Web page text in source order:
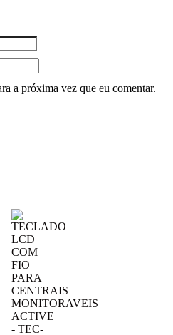
a próxima vez que eu comentar.